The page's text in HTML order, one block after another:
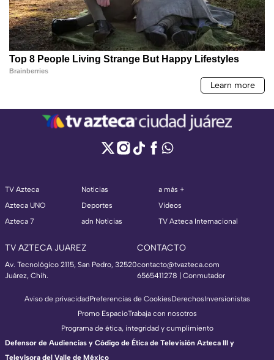
TV Azteca
Azteca UNO
Azteca 7
Noticias
Deportes
adn Noticias
a más +
Videos
TV Azteca Internacional
TV AZTECA JUAREZ
Av. Tecnológico 2115, San Pedro, 32520
Juárez, Chih.
CONTACTO
contacto@tvazteca.com
6565411278 | Conmutador
Aviso de privacidadPreferencias de CookiesDerechosInversionistas
Promo EspacioTrabaja con nosotros
Programa de ética, integridad y cumplimiento
Defensor de Audiencias y Código de Ética de Televisión Azteca III y
Televisora del Valle de México